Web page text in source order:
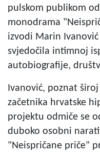
pulskom publikom
monodrama
izvodi Marin
svjedočila intimnoj
autobiografije,
Ivanović, poznat
začetnika hrvatske
projektu odmiče se
duboko osobni
"Neispričane priče"